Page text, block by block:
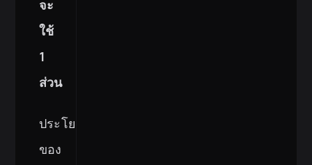
จะ
ใช้
1
ส่วน
ประโยชน์
ของ